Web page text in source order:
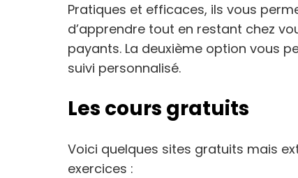
Pratiques et efficaces, ils vous
d’apprendre tout en restant chez
payants. La deuxième option vous
suivi personnalisé.
Les cours gratuits
Voici quelques sites gratuits mais
exercices :